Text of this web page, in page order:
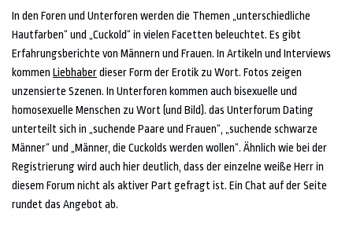
In den Foren und Unterforen werden die Themen „unterschiedliche
Hautfarben“ und „Cuckold“ in vielen Facetten beleuchtet. Es gibt
Erfahrungsberichte von Männern und Frauen. In Artikeln und Interviews
kommen Liebhaberdieser Form der Erotik zu Wort. Fotos zeigen
unzensierte Szenen. In Unterforen kommen auch bisexuelle und
homosexuelle Menschen zu Wort (und Bild). das Unterforum Dating
unterteilt sich in „suchende Paare und Frauen“, „suchende schwarze
Männer“ und „Männer, die Cuckolds werden wollen“. Ähnlich wie bei der
Registrierung wird auch hier deutlich, dass der einzelne weiße Herr in
diesem Forum nicht als aktiver Part gefragt ist. Ein Chat auf der Seite
rundet das Angebot ab.